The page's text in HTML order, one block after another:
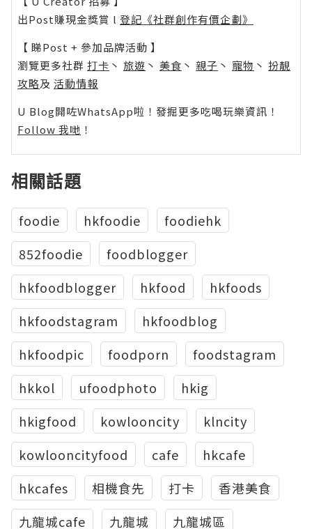
出Post賺現金獎賞 l 登記《社群創作有價企劃》
【 睇Post + 參加品牌活動 】
瀏覽更多社群 打卡 丶 旅遊 丶 美食 丶 親子 丶 寵物 丶 扮靚
攻略及 活動情報
U Blog開咗WhatsApp啦！發掘更多吃喝玩樂資訊！
Follow 我哋 ！
相關話題
foodie hkfoodie
foodiehk
852foodie
foodblogger
hkfoodblogger
hkfood
hkfoods
hkfoodstagram
hkfoodblog
hkfoodpic
foodporn
foodstagram
hkkol
ufoodphoto
hkig
hkigfood
kowlooncity
klncity
kowlooncityfood
cafe
hkcafe
hkcafes
相機食先 打卡
香港美食
九龍城cafe
九龍城 九龍城區